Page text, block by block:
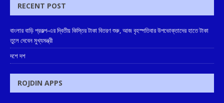
RECENT POST
বাংলার বাড়ি প্রকল্প-এর দ্বিতীয় কিস্তির টাকা বিতরণ শুরু, আজ বৃহস্পতিবার উপভোক্তাদের হাতে টাকা
তুলে দেবেন মুখ্যমন্ত্রী
দশে দশ
ROJDIN APPS